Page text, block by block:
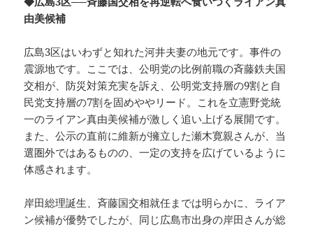
由美候補
広島3区はいわずと知れた河井夫妻の地元です。事件の
震源地です。ここでは、公明党の比例前職の斉藤鉄夫国
交相が、防災対策充実を訴え、公明党支持層の9割と自
民党支持層の7割を固めややリード。これを立憲野党統
一のライアン真由美候補が激しく追い上げる展開です。
また、公示の直前に維新が擁立した瀬木寛親さんが、当
選圏外ではあるものの、一定の支持を広げているように
体感されます。
岸田総理誕生、斉藤国交相就任までは明らかに、ライア
ン候補が優勢でしたが、同じ広島市出身の岸田さんが総